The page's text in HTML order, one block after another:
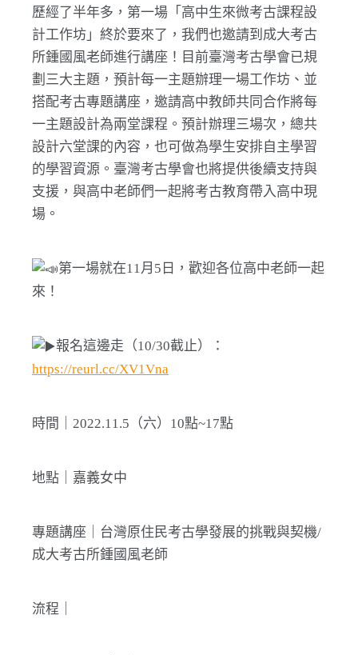
歷經了半年多，第一場「高中生來微考古課程設
計工作坊」終於要來了，我們也邀請到成大考古
所鍾國風老師進行講座！目前臺灣考古學會已規
劃三大主題，預計每一主題辦理一場工作坊、並
搭配考古專題講座，邀請高中教師共同合作將每
一主題設計為兩堂課程。預計辦理三場次，總共
設計六堂課的內容，也可做為學生安排自主學習
的學習資源。臺灣考古學會也將提供後續支持與
支援，與高中老師們一起將考古教育帶入高中現
場。
第一場就在11月5日，歡迎各位高中老師一起
來！
報名這邊走（10/30截止）：
https://reurl.cc/XV1Vna
時間｜2022.11.5（六）10點~17點
地點｜嘉義女中
專題講座｜台灣原住民考古學發展的挑戰與契機/
成大考古所鍾國風老師
流程｜